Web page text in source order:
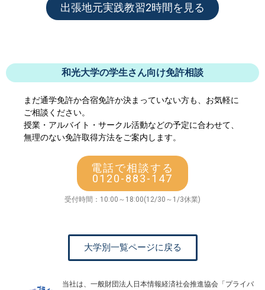
出張地元実践教習2時間を見る
和光大学の学生さん向け免許相談
まだ通学免許か合宿免許か決まっていない方も、お気軽に
ご相談ください。
授業・アルバイト・サークル活動などの予定に合わせて、
無理のない免許取得方法をご案内します。
電話で相談する
0120-883-147
受付時間：10:00～18:00(12/30～1/3休業)
大学別一覧ページに戻る
当社は、一般財団法人日本情報経済社会推進協会「プライバ